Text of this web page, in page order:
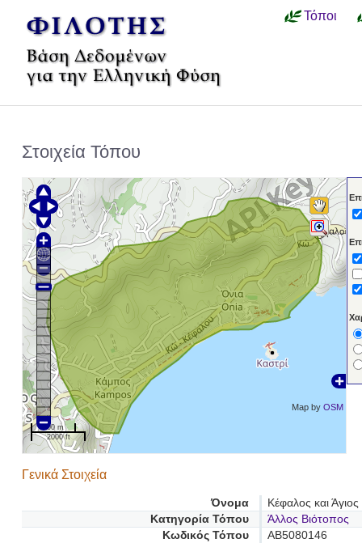
Τόποι
Στοιχεία Τόπου
Map byOSM
500 m
2000 ft
Γενικά Στοιχεία
Όνομα
Κέφαλος και
Κατηγορία Τόπου
Άλλος Βιότοπος
Κωδικός Τόπου
AB5080146